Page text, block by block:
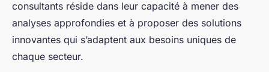
consultants réside dans leur capacité à mener des
analyses approfondies et à proposer des solutions
innovantes qui s’adaptent aux besoins uniques de
chaque secteur.